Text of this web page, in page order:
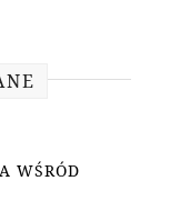
WŚRÓD